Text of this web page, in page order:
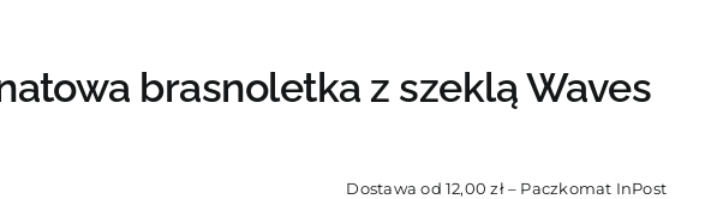
brasnoletka z szeklą Waves
Dostawa od 12,00 zł – Paczkomat InPost